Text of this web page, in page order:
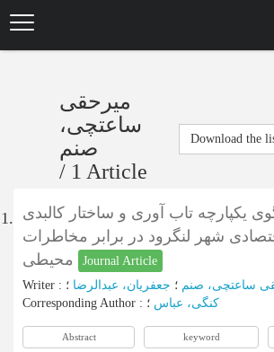
میرحقی
ساعتچی،
صنم
/ 1 Article
Download the
1. یکپارچه تاب آوری و ساختار کالبدی
شهر لنگرود در برابر مخاطرات
Journal Article
Writer : ساعتچی، صنم ؛ جعفریان، عبدالرضا ؛
Corresponding Author : کنگی، عباس ؛
Abstract keyword